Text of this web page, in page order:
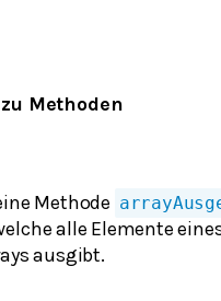
Methoden
Methode
alle Elemente
ausgibt.